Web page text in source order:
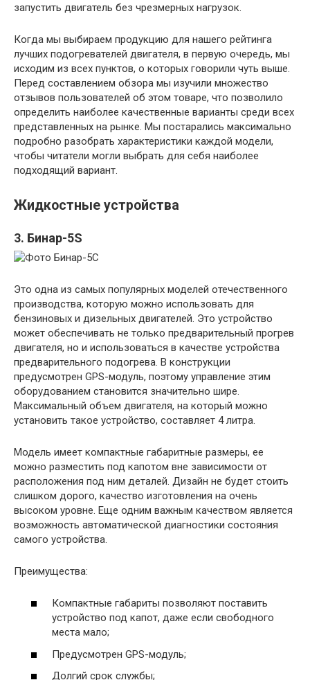
запустить двигатель без чрезмерных нагрузок.
Когда мы выбираем продукцию для нашего рейтинга
лучших подогревателей двигателя, в первую очередь, мы
исходим из всех пунктов, о которых говорили чуть выше.
Перед составлением обзора мы изучили множество
отзывов пользователей об этом товаре, что позволило
определить наиболее качественные варианты среди всех
представленных на рынке. Мы постарались максимально
подробно разобрать характеристики каждой модели,
чтобы читатели могли выбрать для себя наиболее
подходящий вариант.
Жидкостные устройства
3. Бинар-5S
Это одна из самых популярных моделей отечественного
производства, которую можно использовать для
бензиновых и дизельных двигателей. Это устройство
может обеспечивать не только предварительный прогрев
двигателя, но и использоваться в качестве устройства
предварительного подогрева. В конструкции
предусмотрен GPS-модуль, поэтому управление этим
оборудованием становится значительно шире.
Максимальный объем двигателя, на который можно
установить такое устройство, составляет 4 литра.
Модель имеет компактные габаритные размеры, ее
можно разместить под капотом вне зависимости от
расположения под ним деталей. Дизайн не будет стоить
слишком дорого, качество изготовления на очень
высоком уровне. Еще одним важным качеством является
возможность автоматической диагностики состояния
самого устройства.
Преимущества:
Компактные габариты позволяют поставить
устройство под капот, даже если свободного
места мало;
Предусмотрен GPS-модуль;
Долгий срок службы;